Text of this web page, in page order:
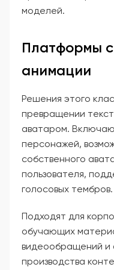
моделей.
Платформы
анимации
Решения этого
превращении
аватаром.
персонажей,
собственного
пользователя,
голосовых тембров.
Подходят для
обучающих
видеообращений и
производства